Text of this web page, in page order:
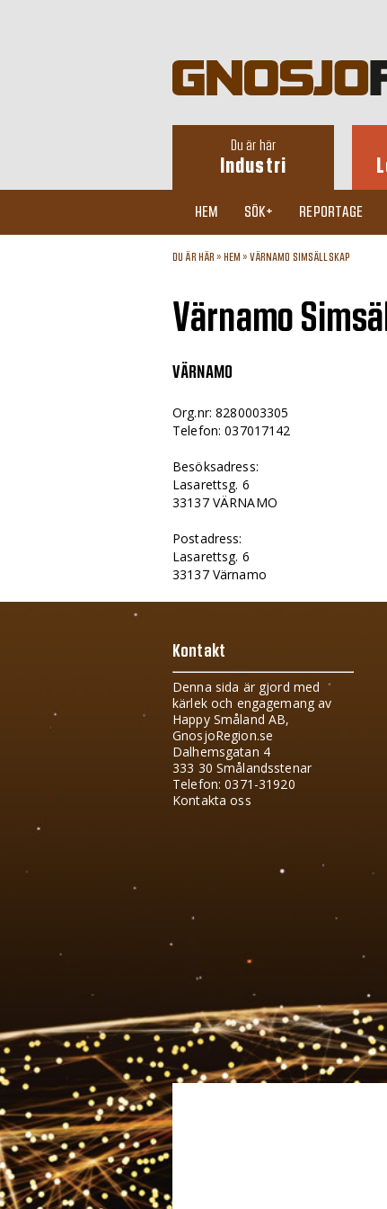
Du är här
Industri
HEM SÖK+ REPORTAGE
DU ÄR HÄR » HEM » VÄRNAMO SIMSÄLLSKAP
Värnamo
VÄRNAMO
Org.nr: 8280003305
Telefon: 037017142
Besöksadress:
Lasarettsg. 6
33137 VÄRNAMO
Postadress:
Lasarettsg. 6
33137 Värnamo
Kontakt
Denna sida är gjord med
kärlek och engagemang av
Happy Småland AB,
GnosjoRegion.se
Dalhemsgatan 4
333 30 Smålandsstenar
Telefon: 0371-31920
Kontakta oss